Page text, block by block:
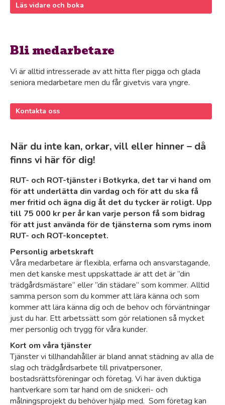
Läs vidare och boka
Bli medarbetare
Vi är alltid intresserade av att hitta fler pigga och glada
seniora medarbetare men du får givetvis vara yngre.
Kontakta oss
När du inte kan, orkar, vill eller hinner – då
finns vi här för dig!
RUT- och ROT-tjänster i Botkyrka, det tar vi hand om
för att underlätta din vardag och för att du ska få
mer fritid och ägna dig åt det du tycker är roligt. Upp
till 75 000 kr per år kan varje person få som bidrag
för att just använda för de tjänsterna som ryms inom
RUT- och ROT-konceptet.
Personlig arbetskraft
Våra medarbetare är flexibla, erfarna och ansvarstagande,
men det kanske mest uppskattade är att det är ”din
trädgårdsmästare” eller ”din städare” som kommer. Alltid
samma person som du kommer att lära känna och som
kommer att lära känna dig och de behov och förväntningar
just du har. Ett arbetssätt som gör relationen så mycket
mer personlig och trygg för våra kunder.
Kort om våra tjänster
Tjänster vi tillhandahåller är bland annat städning av alla de
slag och trädgårdsarbete till privatpersoner,
bostadsrättsföreningar och företag. Vi har även duktiga
hantverkare som tar hand om de snickeri- och
målningsprojekt du behöver hjälp med. Som företag kan